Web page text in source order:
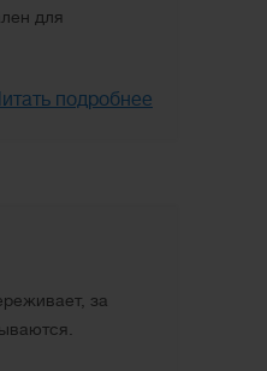
для
подробнее
за